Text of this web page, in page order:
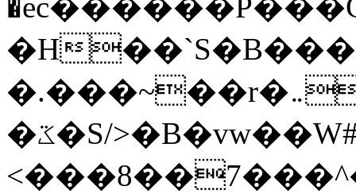
�H
�.���~��r�޼�}�܅�mؕWu���K}
�ػ�S/>�B�vw��W#�I��*]\W��)Ħ�1��fC}